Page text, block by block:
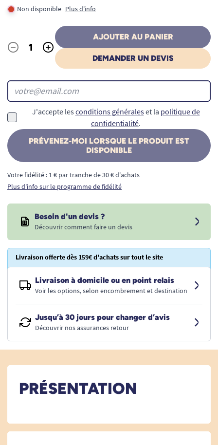
Non disponible Plus d'info
Quantité
- +
AJOUTER AU PANIER
DEMANDER UN DEVIS
J'accepte les conditions généraleset la politique de
confidentialité.
PRÉVENEZ-MOI LORSQUE LE PRODUIT EST
DISPONIBLE
Votre fidélité : 1 € par tranche de 30 € d'achats
Plus d'info sur le programme de fidélité
Besoin d'un devis ?
Découvrir comment faire un devis
Livraison offerte dès 159€ d'achats sur tout le site
Livraison à domicile ou en point relais
Voir les options, selon encombrement et destination
Jusqu’à 30 jours pour changer d’avis
Découvrir nos assurances retour
PRÉSENTATION